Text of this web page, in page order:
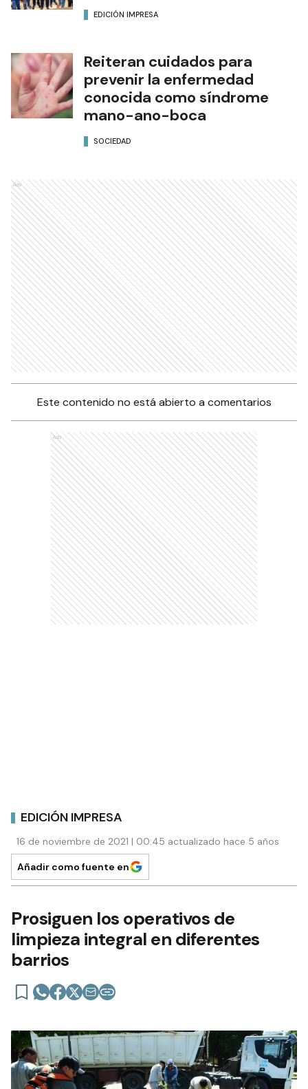
EDICIÓN IMPRESA
Reiteran cuidados para
prevenir la enfermedad
conocida como síndrome
mano-ano-boca
SOCIEDAD
Ads
Este contenido no está abierto a comentarios
Ads
EDICIÓN IMPRESA
16 de noviembre de 2021 | 00:45 actualizado hace 5 años
Añadir como fuente en
Prosiguen los operativos de
limpieza integral en diferentes
barrios